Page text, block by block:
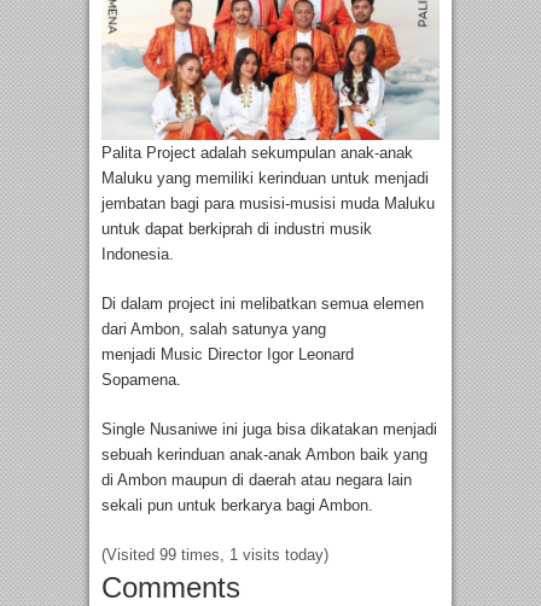
Palita Project adalah sekumpulan anak-anak
Maluku yang memiliki kerinduan untuk menjadi
jembatan bagi para musisi-musisi muda Maluku
untuk dapat berkiprah di industri musik
Indonesia.
Di dalam project ini melibatkan semua elemen
dari Ambon, salah satunya yang
menjadi Music Director Igor Leonard
Sopamena.
Single Nusaniwe ini juga bisa dikatakan menjadi
sebuah kerinduan anak-anak Ambon baik yang
di Ambon maupun di daerah atau negara lain
sekali pun untuk berkarya bagi Ambon.
(Visited 99 times, 1 visits today)
Comments